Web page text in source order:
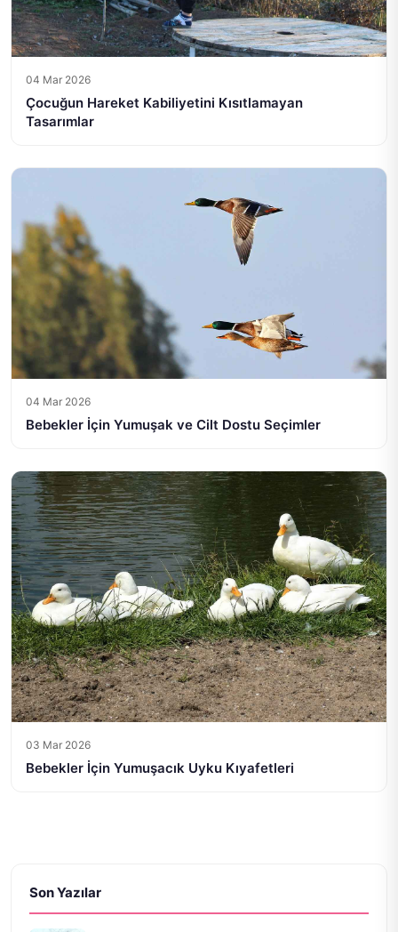
04 Mar 2026
Çocuğun Hareket Kabiliyetini Kısıtlamayan
Tasarımlar
04 Mar 2026
Bebekler İçin Yumuşak ve Cilt Dostu Seçimler
03 Mar 2026
Bebekler İçin Yumuşacık Uyku Kıyafetleri
Son Yazılar